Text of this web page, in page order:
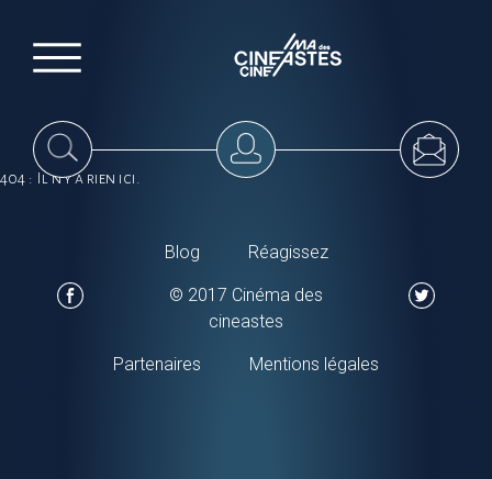
404 : Il n'y a rien ici.
Blog Réagissez
© 2017 Cinéma des
cineastes
Partenaires Mentions légales